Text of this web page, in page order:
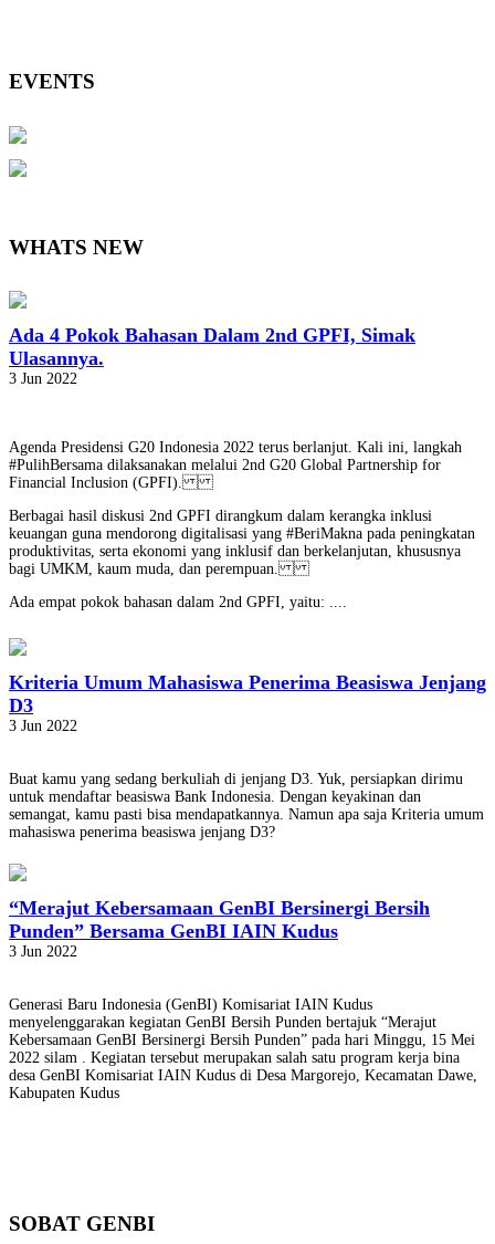
EVENTS
WHATS NEW
Ada 4 Pokok Bahasan Dalam 2nd GPFI, Simak
Ulasannya.
3 Jun 2022
Agenda Presidensi G20 Indonesia 2022 terus berlanjut. Kali ini, langkah
#PulihBersama dilaksanakan melalui 2nd G20 Global Partnership for
Financial Inclusion (GPFI).
Berbagai hasil diskusi 2nd GPFI dirangkum dalam kerangka inklusi
keuangan guna mendorong digitalisasi yang #BeriMakna pada peningkatan
produktivitas, serta ekonomi yang inklusif dan berkelanjutan, khususnya
bagi UMKM, kaum muda, dan perempuan.
Ada empat pokok bahasan dalam 2nd GPFI, yaitu: ....
Kriteria Umum Mahasiswa Penerima Beasiswa Jenjang
D3
3 Jun 2022
Buat kamu yang sedang berkuliah di jenjang D3. Yuk, persiapkan dirimu
untuk mendaftar beasiswa Bank Indonesia. Dengan keyakinan dan
semangat, kamu pasti bisa mendapatkannya. Namun apa saja Kriteria umum
mahasiswa penerima beasiswa jenjang D3?
“Merajut Kebersamaan GenBI Bersinergi Bersih
Punden” Bersama GenBI IAIN Kudus
3 Jun 2022
Generasi Baru Indonesia (GenBI) Komisariat IAIN Kudus
menyelenggarakan kegiatan GenBI Bersih Punden bertajuk “Merajut
Kebersamaan GenBI Bersinergi Bersih Punden” pada hari Minggu, 15 Mei
2022 silam . Kegiatan tersebut merupakan salah satu program kerja bina
desa GenBI Komisariat IAIN Kudus di Desa Margorejo, Kecamatan Dawe,
Kabupaten Kudus
SOBAT GENBI